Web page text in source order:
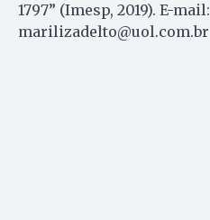
1797” (Imesp, 2019). E-mail:
marilizadelto@uol.com.br